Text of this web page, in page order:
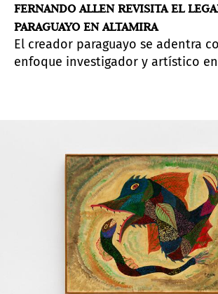
FERNANDO ALLEN REVISITA EL
PARAGUAYO EN ALTAMIRA
El creador paraguayo se adentra
enfoque investigador y artístico